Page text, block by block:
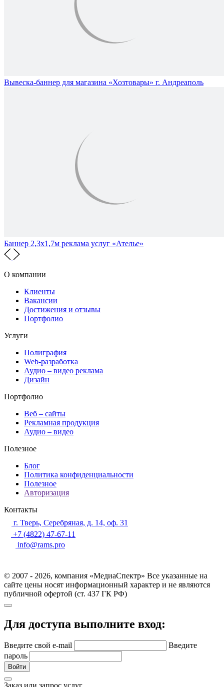
Вывеска-баннер для магазина «Хозтовары» г. Андреаполь
Баннер 2,3х1,7м реклама услуг «Ателье»
О компании
Клиенты
Вакансии
Достижения и отзывы
Портфолио
Услуги
Полиграфия
Web-разработка
Аудио – видео реклама
Дизайн
Портфолио
Веб – сайты
Рекламная продукция
Аудио – видео
Полезное
Блог
Политика конфиденциальности
Полезное
Авторизация
Контакты
г. Тверь, Серебряная, д. 14, оф. 31
+7 (4822) 47-67-11
info@rams.pro
© 2007 - 2026, компания «МедиаСпектр» Все указанные на
сайте цены носят информационный характер и не являются
публичной офертой (ст. 437 ГК РФ)
Для доступа выполните вход:
Введите свой e-mail
Введите
пароль
Войти